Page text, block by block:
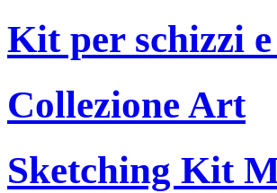
Kit per schizzi
Collezione Art
Sketching Kit